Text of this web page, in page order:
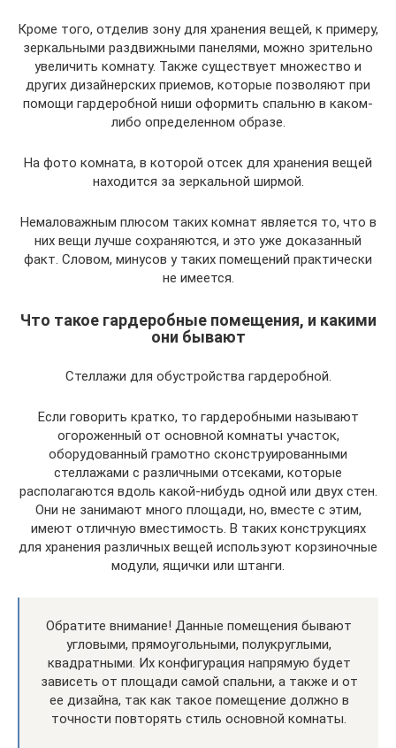
Кроме того, отделив зону для хранения вещей, к примеру,
зеркальными раздвижными панелями, можно зрительно
увеличить комнату. Также существует множество и
других дизайнерских приемов, которые позволяют при
помощи гардеробной ниши оформить спальню в каком-
либо определенном образе.
На фото комната, в которой отсек для хранения вещей
находится за зеркальной ширмой.
Немаловажным плюсом таких комнат является то, что в
них вещи лучше сохраняются, и это уже доказанный
факт. Словом, минусов у таких помещений практически
не имеется.
Что такое гардеробные помещения, и какими
они бывают
Стеллажи для обустройства гардеробной.
Если говорить кратко, то гардеробными называют
огороженный от основной комнаты участок,
оборудованный грамотно сконструированными
стеллажами с различными отсеками, которые
располагаются вдоль какой-нибудь одной или двух стен.
Они не занимают много площади, но, вместе с этим,
имеют отличную вместимость. В таких конструкциях
для хранения различных вещей используют корзиночные
модули, ящички или штанги.
Обратите внимание! Данные помещения бывают
угловыми, прямоугольными, полукруглыми,
квадратными. Их конфигурация напрямую будет
зависеть от площади самой спальни, а также и от
ее дизайна, так как такое помещение должно в
точности повторять стиль основной комнаты.